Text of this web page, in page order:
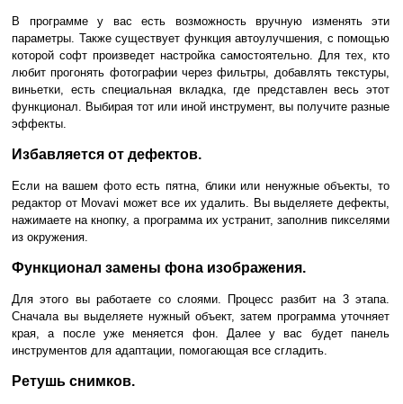
В программе у вас есть возможность вручную изменять эти
параметры. Также существует функция автоулучшения, с помощью
которой софт произведет настройка самостоятельно. Для тех, кто
любит прогонять фотографии через фильтры, добавлять текстуры,
виньетки, есть специальная вкладка, где представлен весь этот
функционал. Выбирая тот или иной инструмент, вы получите разные
эффекты.
Избавляется от дефектов.
Если на вашем фото есть пятна, блики или ненужные объекты, то
редактор от Movavi может все их удалить. Вы выделяете дефекты,
нажимаете на кнопку, а программа их устранит, заполнив пикселями
из окружения.
Функционал замены фона изображения.
Для этого вы работаете со слоями. Процесс разбит на 3 этапа.
Сначала вы выделяете нужный объект, затем программа уточняет
края, а после уже меняется фон. Далее у вас будет панель
инструментов для адаптации, помогающая все сгладить.
Ретушь снимков.